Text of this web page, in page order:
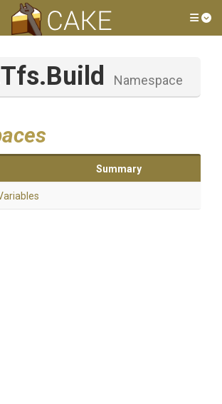
menu
.Build Namespace
Summary